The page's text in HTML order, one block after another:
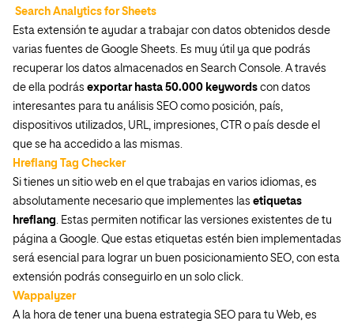
Search Analytics for Sheets
Esta extensión te ayudar a trabajar con datos obtenidos desde
varias fuentes de Google Sheets. Es muy útil ya que podrás
recuperar los datos almacenados en Search Console. A través
de ella podrás exportar hasta 50.000 keywords con datos
interesantes para tu análisis SEO como posición, país,
dispositivos utilizados, URL, impresiones, CTR o país desde el
que se ha accedido a las mismas.
Hreflang Tag Checker
Si tienes un sitio web en el que trabajas en varios idiomas, es
absolutamente necesario que implementes las etiquetas
hreflang. Estas permiten notificar las versiones existentes de tu
página a Google. Que estas etiquetas estén bien implementadas
será esencial para lograr un buen posicionamiento SEO, con esta
extensión podrás conseguirlo en un solo click.
Wappalyzer
A la hora de tener una buena estrategia SEO para tu Web, es